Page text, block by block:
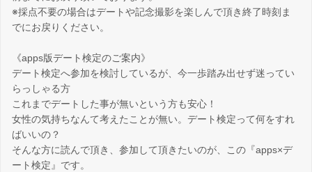
※採点不要の場合はデートや記念撮影を楽しんで頂き終了時刻ま
でにお戻りください。
《apps版デート検定のご案内》
デート検定へ参加を検討しているが、今一歩踏み出せず迷ってい
らっしゃる方
これまでデートした事が無いという方も安心！
女性の気持ちなんて考えたことが無い。デート検定って何をすれ
ばいいの？
そんな方に読んで頂き、参加して頂きたいのが、この『apps×デ
ート検定』です。